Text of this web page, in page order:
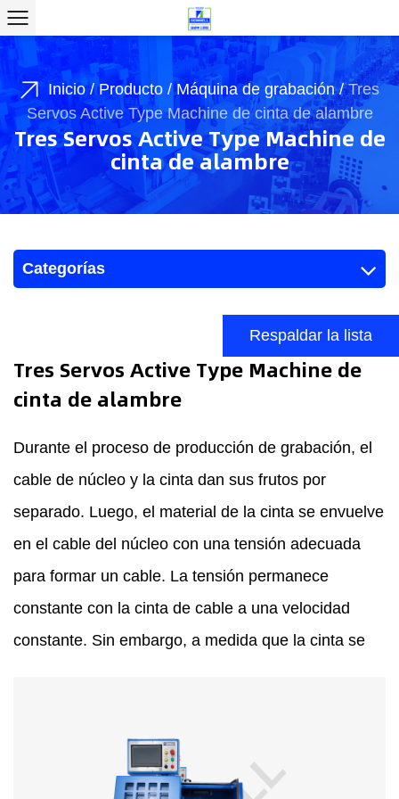
Inicio/Producto/Máquina de grabación/Tres
Servos Active Type Machine de cinta de alambre
Tres Servos Active Type Machine de
cinta de alambre
Categorías
Respaldar la lista
Tres Servos Active Type Machine de
cinta de alambre
Durante el proceso de producción de grabación, el
cable de núcleo y la cinta dan sus frutos por
separado. Luego, el material de la cinta se envuelve
en el cable del núcleo con una tensión adecuada
para formar un cable. La tensión permanece
constante con la cinta de cable a una velocidad
constante. Sin embargo, a medida que la cinta se
pequeño y la longitud de la cinta liberada se vuelve
más corta cada vez que la cabeza de cinta gira. Si